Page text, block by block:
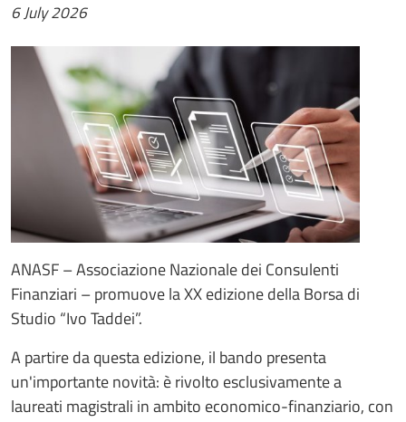
6 July 2026
ANASF – Associazione Nazionale dei Consulenti
Finanziari – promuove la XX edizione della Borsa di
Studio “Ivo Taddei”.
A partire da questa edizione, il bando presenta
un'importante novità: è rivolto esclusivamente a
laureati magistrali in ambito economico-finanziario, con